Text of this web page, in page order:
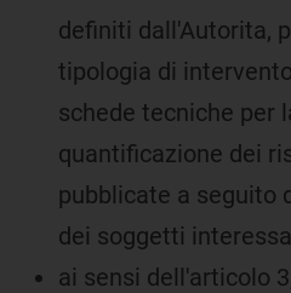
definiti dall'Autorita,
tipologia di
schede tecniche per
quantificazione dei
pubblicate a seguito
dei soggetti
ai sensi dell'articolo